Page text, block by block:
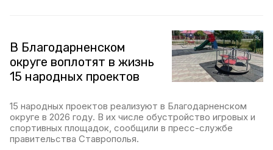
В Благодарненском
округе воплотят в жизнь
15 народных проектов
15 народных проектов реализуют в Благодарненском
округе в 2026 году. В их числе обустройство игровых и
спортивных площадок, сообщили в пресс-службе
правительства Ставрополья.